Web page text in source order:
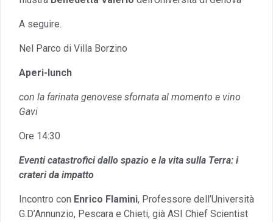
A seguire.
Nel Parco di Villa Borzino
Aperi-lunch
con la farinata genovese sfornata al momento e vino
Gavi
Ore 14:30
Eventi catastrofici dallo spazio e la vita sulla Terra: i
crateri da impatto
Incontro con Enrico Flamini, Professore dell’Università
G.D’Annunzio, Pescara e Chieti, già ASI Chief Scientist